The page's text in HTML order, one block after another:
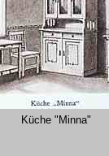
Küche "Minna"